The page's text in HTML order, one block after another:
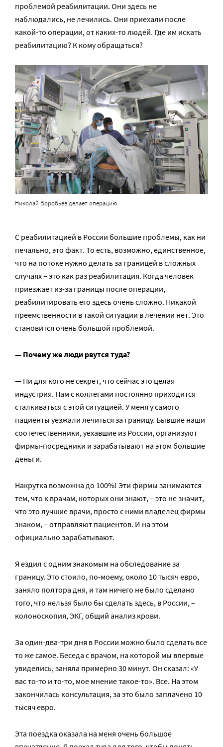
проблемой реабилитации. Они здесь не
наблюдались, не лечились. Они приехали после
какой-то операции, от каких-то людей. Где им искать
реабилитацию? К кому обращаться?
Николай Воробьев делает операцию
С реабилитацией в России большие проблемы, как ни
печально, это факт. То есть, возможно, единственное,
что на потоке нужно делать за границей в сложных
случаях – это как раз реабилитация. Когда человек
приезжает из-за границы после операции,
реабилитировать его здесь очень сложно. Никакой
преемственности в такой ситуации в лечении нет. Это
становится очень большой проблемой.
— Почему же люди рвутся туда?
— Ни для кого не секрет, что сейчас это целая
индустрия. Нам с коллегами постоянно приходится
сталкиваться с этой ситуацией. У меня у самого
пациенты уезжали лечиться за границу. Бывшие наши
соотечественники, уехавшие из России, организуют
фирмы-посредники и зарабатывают на этом большие
деньги.
Накрутка возможна до 100%! Эти фирмы занимаются
тем, что к врачам, которых они знают, – это не значит,
что это лучшие врачи, просто с ними владелец фирмы
знаком, – отправляют пациентов. И на этом
официально зарабатывают.
Я ездил с одним знакомым на обследование за
границу. Это стоило, по-моему, около 10 тысяч евро,
заняло полтора дня, и там ничего не было сделано
того, что нельзя было бы сделать здесь, в России, –
колоноскопия, ЭКГ, общий анализ крови.
За один-два-три дня в России можно было сделать все
то же самое. Беседа с врачом, на которой мы впервые
увиделись, заняла примерно 30 минут. Он сказал: «У
вас то-то и то-то, мое мнение такое-то». Все. На этом
закончилась консультация, за это было заплачено 10
тысяч евро.
Эта поездка оказала на меня очень большое